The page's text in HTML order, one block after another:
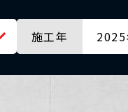
施工年 2025
全て